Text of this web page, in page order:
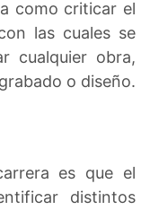
como criticar el
las cuales se
cualquier obra,
o diseño.
es que el
distintos